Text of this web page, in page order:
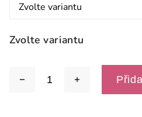
Zvolte variantu